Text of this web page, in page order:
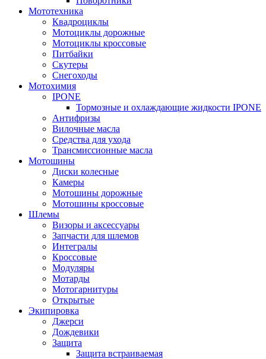
Мототехника
Квадроциклы
Мотоциклы дорожные
Мотоциклы кроссовые
Питбайки
Скутеры
Снегоходы
Мотохимия
IPONE
Тормозные и охлаждающие жидкости IPONE
Антифризы
Вилочные масла
Средства для ухода
Трансмиссионные масла
Мотошины
Диски колесные
Камеры
Мотошины дорожные
Мотошины кроссовые
Шлемы
Визоры и аксессуары
Запчасти для шлемов
Интегралы
Кроссовые
Модуляры
Мотарды
Мотогарнитуры
Открытые
Экипировка
Джерси
Дождевики
Защита
Защита встраиваемая